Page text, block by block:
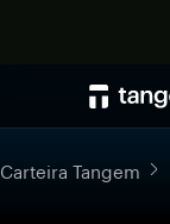
Carteira Tangem